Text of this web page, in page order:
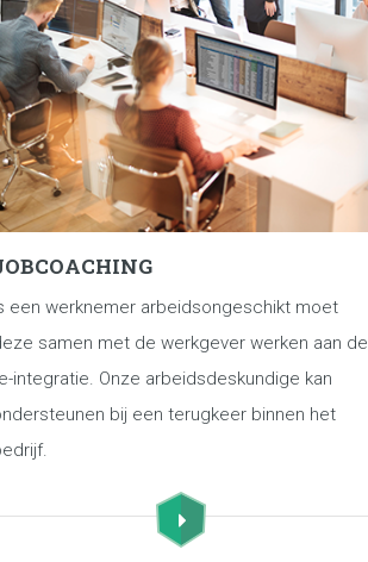
een werknemer arbeidsongeschikt moet
samen met de werkgever werken aan de
integratie. Onze arbeidsdeskundige kan
bij een terugkeer binnen het